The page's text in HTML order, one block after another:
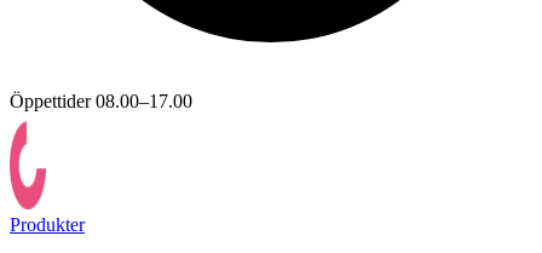
Öppettider 08.00–17.00
Produkter